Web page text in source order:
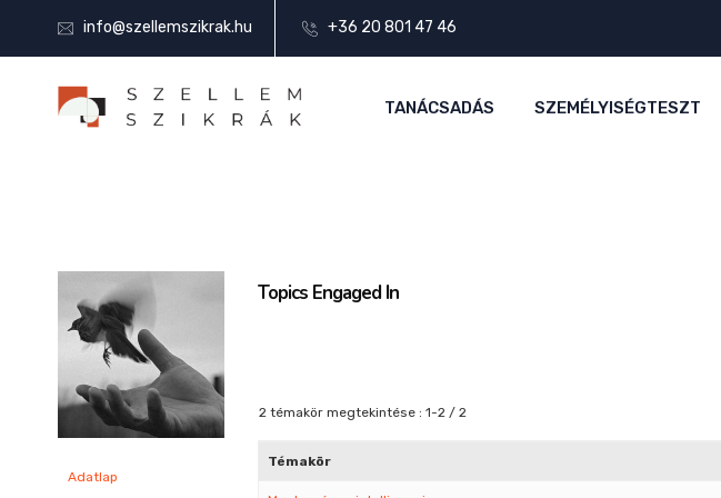
info@szellemszikrak.hu +36 20 801 47 46
TANÁCSADÁS SZEMÉLYISÉGTESZT
Adatlap
Topics Engaged In
2 témakör megtekintése : 1-2 / 2
Témakör